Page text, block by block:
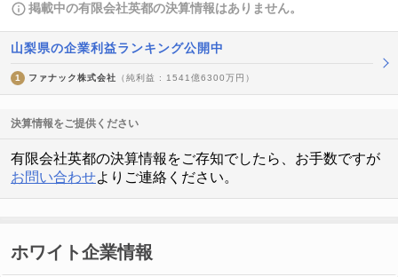
掲載中の有限会社英都の決算情報はありません。
山梨県の企業利益ランキング公開中
1 ファナック株式会社 （純利益 : 1541億6300万円）
決算情報をご提供ください
有限会社英都の決算情報をご存知でしたら、お手数ですが
お問い合わせよりご連絡ください。
ホワイト企業情報